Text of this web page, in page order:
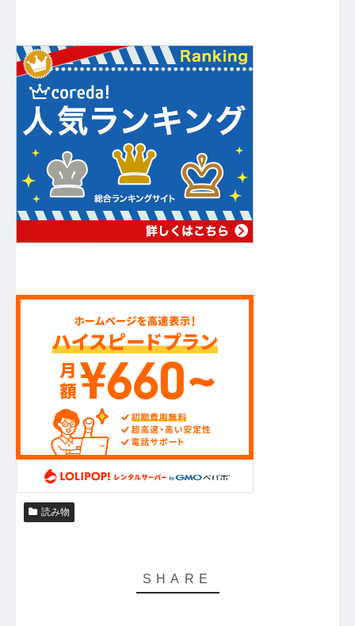
読み物